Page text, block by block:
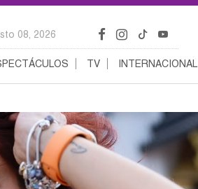
08, 2026
TV INTERNACIONAL